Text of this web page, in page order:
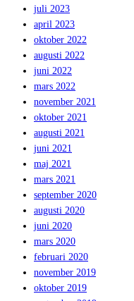
juli 2023
april 2023
oktober 2022
augusti 2022
juni 2022
mars 2022
november 2021
oktober 2021
augusti 2021
juni 2021
maj 2021
mars 2021
september 2020
augusti 2020
juni 2020
mars 2020
februari 2020
november 2019
oktober 2019